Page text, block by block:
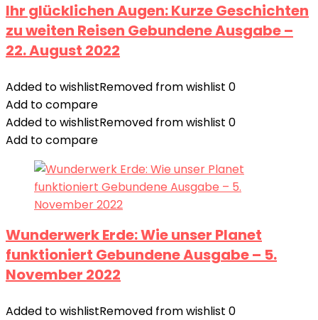
Ihr glücklichen Augen: Kurze Geschichten
zu weiten Reisen Gebundene Ausgabe –
22. August 2022
Added to wishlistRemoved from wishlist 0
Add to compare
Added to wishlistRemoved from wishlist 0
Add to compare
Wunderwerk Erde: Wie unser Planet
funktioniert Gebundene Ausgabe – 5.
November 2022
Added to wishlistRemoved from wishlist 0